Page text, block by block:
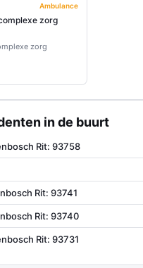
Ambulance
zorg
zorg
in de buurt
Rit: 93758
Rit: 93741
Rit: 93740
Rit: 93731